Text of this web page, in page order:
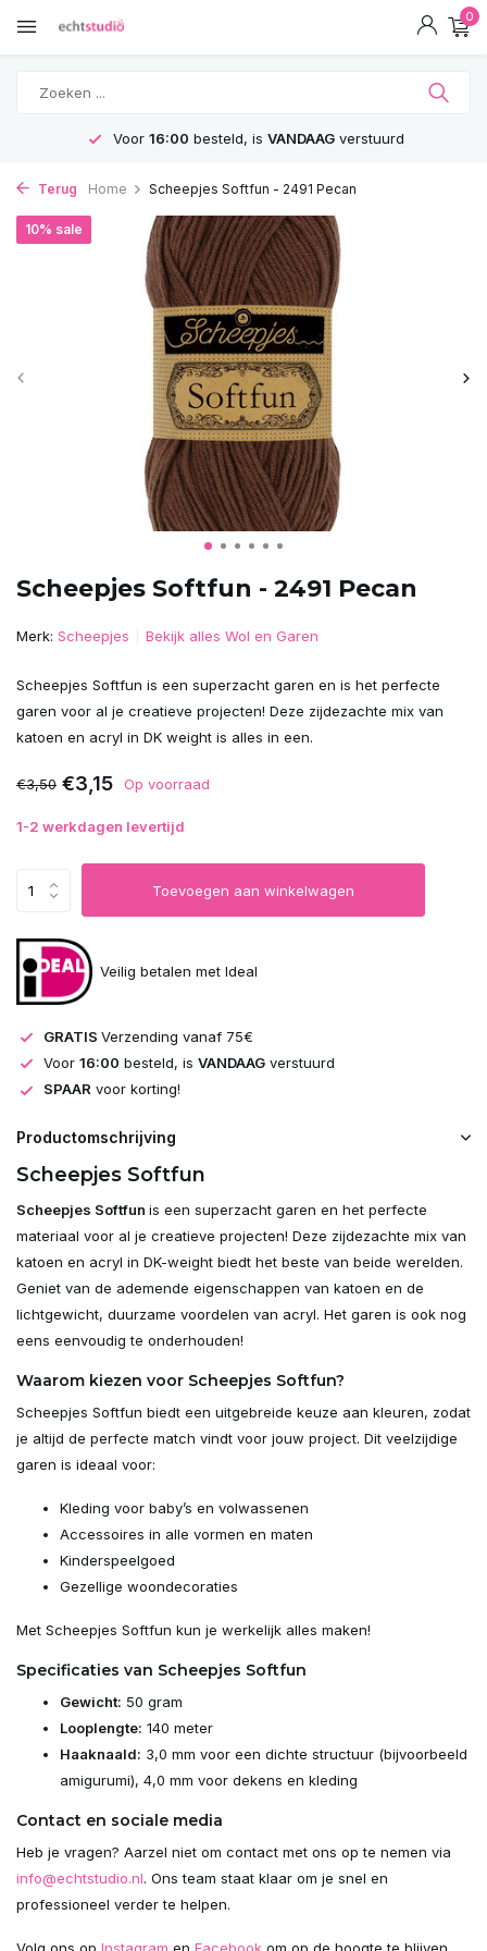
0
Voor 16:00 besteld, is VANDAAGverstuurd
Terug Home Scheepjes Softfun - 2491 Pecan
Scheepjes Softfun - 2491 Pecan
10% sale
Merk: Scheepjes Bekijk alles Wol en Garen
Scheepjes Softfun is een superzacht garen en is het perfecte
garen voor al je creatieve projecten! Deze zijdezachte mix van
katoen en acryl in DK weight is alles in een.
€3,50 €3,15 Op voorraad
1-2 werkdagen levertijd
Toevoegen aan winkelwagen
Veilig betalen met Ideal
GRATIS Verzending vanaf 75€
Voor 16:00 besteld, is VANDAAG verstuurd
SPAAR voor korting!
Productomschrijving
Scheepjes Softfun
Scheepjes Softfun is een superzacht garen en het perfecte
materiaal voor al je creatieve projecten! Deze zijdezachte mix van
katoen en acryl in DK-weight biedt het beste van beide werelden.
Geniet van de ademende eigenschappen van katoen en de
lichtgewicht, duurzame voordelen van acryl. Het garen is ook nog
eens eenvoudig te onderhouden!
Waarom kiezen voor Scheepjes Softfun?
Scheepjes Softfun biedt een uitgebreide keuze aan kleuren, zodat
je altijd de perfecte match vindt voor jouw project. Dit veelzijdige
garen is ideaal voor:
Kleding voor baby’s en volwassenen
Accessoires in alle vormen en maten
Kinderspeelgoed
Gezellige woondecoraties
Met Scheepjes Softfun kun je werkelijk alles maken!
Specificaties van Scheepjes Softfun
Gewicht: 50 gram
Looplengte: 140 meter
Haaknaald: 3,0 mm voor een dichte structuur (bijvoorbeeld
amigurumi), 4,0 mm voor dekens en kleding
Contact en sociale media
Heb je vragen? Aarzel niet om contact met ons op te nemen via
info@echtstudio.nl. Ons team staat klaar om je snel en
professioneel verder te helpen.